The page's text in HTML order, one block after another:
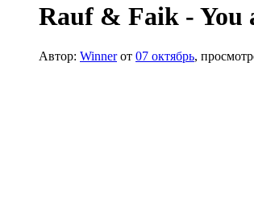
Rauf & Faik - You
Автор: Winnerот 07 октябрь,